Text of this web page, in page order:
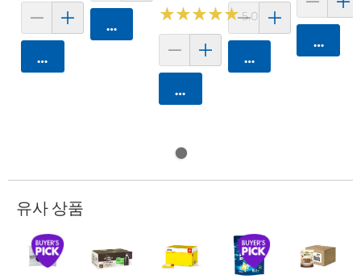
카트에 담기
카트에 담기
★★★★★
★★★★★5.0 (1)
카트에 담기
카트에 담기
카트에
유사 상품